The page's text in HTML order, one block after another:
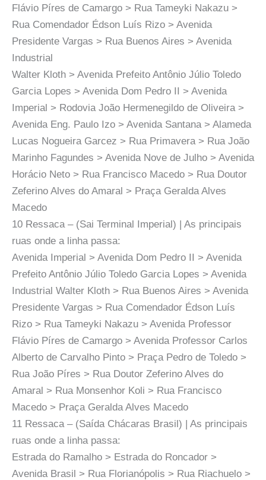
Flávio Píres de Camargo > Rua Tameyki Nakazu >
Rua Comendador Édson Luís Rizo > Avenida
Presidente Vargas > Rua Buenos Aires > Avenida
Industrial
Walter Kloth > Avenida Prefeito Antônio Júlio Toledo
Garcia Lopes > Avenida Dom Pedro II > Avenida
Imperial > Rodovia João Hermenegildo de Oliveira >
Avenida Eng. Paulo Izo > Avenida Santana > Alameda
Lucas Nogueira Garcez > Rua Primavera > Rua João
Marinho Fagundes > Avenida Nove de Julho > Avenida
Horácio Neto > Rua Francisco Macedo > Rua Doutor
Zeferino Alves do Amaral > Praça Geralda Alves
Macedo
10 Ressaca – (Sai Terminal Imperial) | As principais
ruas onde a linha passa:
Avenida Imperial > Avenida Dom Pedro II > Avenida
Prefeito Antônio Júlio Toledo Garcia Lopes > Avenida
Industrial Walter Kloth > Rua Buenos Aires > Avenida
Presidente Vargas > Rua Comendador Édson Luís
Rizo > Rua Tameyki Nakazu > Avenida Professor
Flávio Píres de Camargo > Avenida Professor Carlos
Alberto de Carvalho Pinto > Praça Pedro de Toledo >
Rua João Píres > Rua Doutor Zeferino Alves do
Amaral > Rua Monsenhor Koli > Rua Francisco
Macedo > Praça Geralda Alves Macedo
11 Ressaca – (Saída Chácaras Brasil) | As principais
ruas onde a linha passa:
Estrada do Ramalho > Estrada do Roncador >
Avenida Brasil > Rua Florianópolis > Rua Riachuelo >